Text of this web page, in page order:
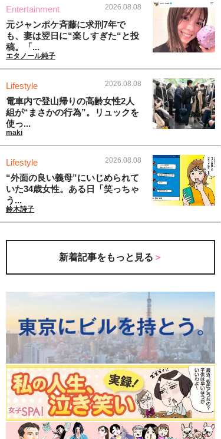
Entertainment 2026.08.08
元ジャンポケ斉藤に求刑7年で
も、妻は翌日に“楽しすぎた“と投
稿。「...
エタノール純子
Lifestyle 2026.08.08
電車内で登山帰りの高齢女性2人
組が“まさかの行為”。リュックを
使っ...
maki
Lifestyle 2026.08.08
“外面の良い義母”にいじめられて
いた34歳女性。ある日「笑っちゃ
う...
鈴木詩子
新着記事をもっと見る